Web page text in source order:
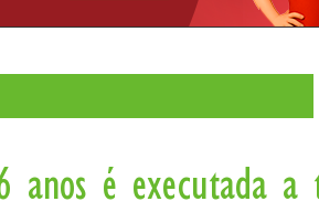
anos é executada